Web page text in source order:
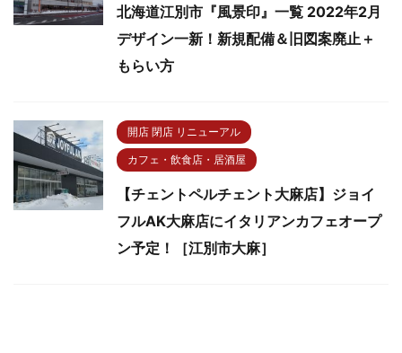
北海道江別市『風景印』一覧 2022年2月
デザイン一新！新規配備＆旧図案廃止＋
もらい方
開店 閉店 リニューアル
カフェ・飲食店・居酒屋
【チェントペルチェント大麻店】ジョイ
フルAK大麻店にイタリアンカフェオープ
ン予定！［江別市大麻］